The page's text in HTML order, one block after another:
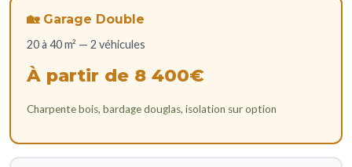
🏡 Garage Double
20 à 40 m² — 2 véhicules
À partir de 8 400€
Charpente bois, bardage douglas, isolation sur option